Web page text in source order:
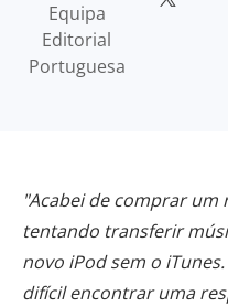
Equipa
Editorial
Portuguesa
"Acabei de comprar
tentando transferir
novo iPod sem o
difícil encontrar uma